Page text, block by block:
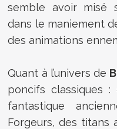
semble avoir misé
dans le maniement
des animations
Quant à l’univers de
poncifs classiques
fantastique
Forgeurs, des titans